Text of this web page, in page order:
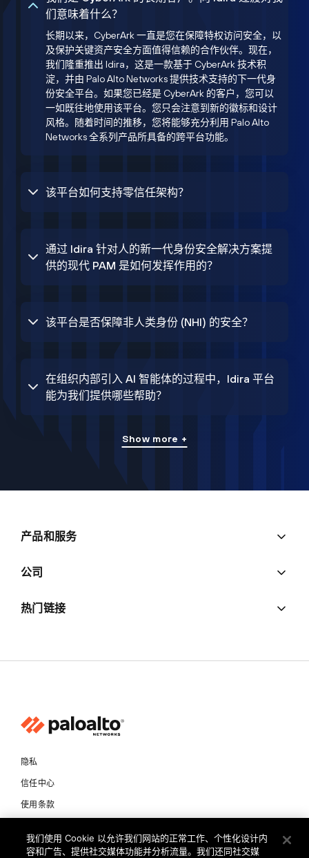
们意味着什么？
长期以来，CyberArk 一直是您在保障特权访问安全，以
及保护关键资产安全方面值得信赖的合作伙伴。现在，
我们隆重推出 Idira，这是一款基于 CyberArk 技术积
淀，并由 Palo Alto Networks 提供技术支持的下一代身
份安全平台。如果您已经是 CyberArk 的客户，您可以
一如既往地使用该平台。您只会注意到新的徽标和设计
风格。随着时间的推移，您将能够充分利用 Palo Alto
Networks 全系列产品所具备的跨平台功能。
该平台如何支持零信任架构？
通过 Idira 针对人的新一代身份安全解决方案提
供的现代 PAM 是如何发挥作用的？
该平台是否保障非人类身份 (NHI) 的安全？
在组织内部引入 AI 智能体的过程中，Idira 平台
能为我们提供哪些帮助？
Show more +
产品和服务
公司
热门链接
隐私
信任中心
使用条款
我们使用 Cookie 以允许我们网站的正常工作、个性化设计内
容和广告、提供社交媒体功能并分析流量。我们还同社交媒